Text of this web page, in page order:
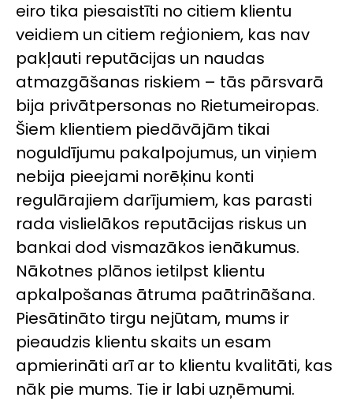
eiro tika piesaistīti no citiem klientu
veidiem un citiem reģioniem, kas nav
pakļauti reputācijas un naudas
atmazgāšanas riskiem – tās pārsvarā
bija privātpersonas no Rietumeiropas.
Šiem klientiem piedāvājām tikai
noguldījumu pakalpojumus, un viņiem
nebija pieejami norēķinu konti
regulārajiem darījumiem, kas parasti
rada vislielākos reputācijas riskus un
bankai dod vismazākos ienākumus.
Nākotnes plānos ietilpst klientu
apkalpošanas ātruma paātrināšana.
Piesātināto tirgu nejūtam, mums ir
pieaudzis klientu skaits un esam
apmierināti arī ar to klientu kvalitāti, kas
nāk pie mums. Tie ir labi uzņēmumi.